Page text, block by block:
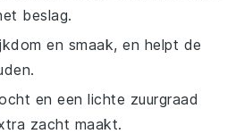
beslag.
en smaak, en helpt de
en een lichte zuurgraad
zacht maakt.